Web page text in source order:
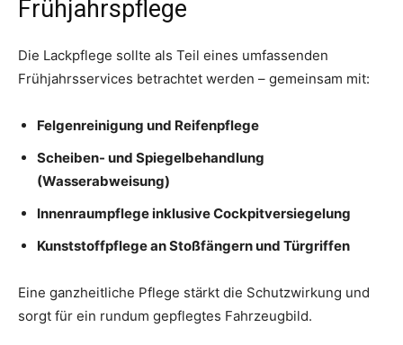
Frühjahrspflege
Die Lackpflege sollte als Teil eines umfassenden
Frühjahrsservices betrachtet werden – gemeinsam mit:
Felgenreinigung und Reifenpflege
Scheiben- und Spiegelbehandlung
(Wasserabweisung)
Innenraumpflege inklusive Cockpitversiegelung
Kunststoffpflege an Stoßfängern und Türgriffen
Eine ganzheitliche Pflege stärkt die Schutzwirkung und
sorgt für ein rundum gepflegtes Fahrzeugbild.